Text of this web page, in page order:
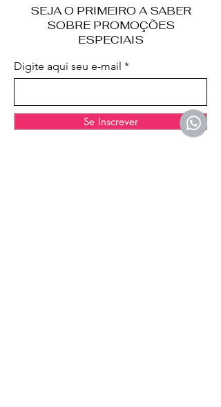
SEJA O PRIMEIRO A SABER
SOBRE PROMOÇÕES
ESPECIAIS
Digite aqui seu e-mail
Se Inscrever